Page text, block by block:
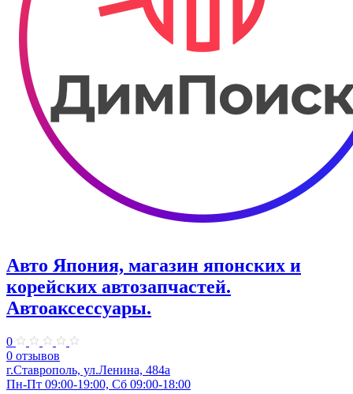
Авто Япония, магазин японских и
корейских автозапчастей.
Автоаксессуары.
0
0 отзывов
г.Ставрополь, ул.Ленина, 484а
Пн-Пт 09:00-19:00, Сб 09:00-18:00